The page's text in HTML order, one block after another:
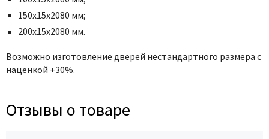
150х15х2080 мм;
200х15х2080 мм.
Возможно изготовление дверей нестандартного размера с
наценкой +30%.
Отзывы о товаре